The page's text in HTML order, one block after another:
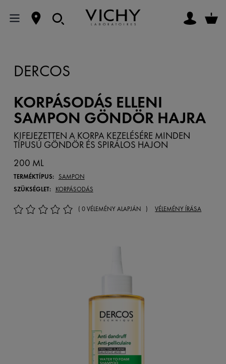
DERCOS
KORPÁSODÁS ELLENI
SAMPON GÖNDÖR HAJRA
KIFEJEZETTEN A KORPA KEZELÉSÉRE MINDEN
TÍPUSÚ GÖNDÖR ÉS SPIRÁLOS HAJON
200 ML
TERMÉKTÍPUS:
SAMPON
SZÜKSÉGLET:
KORPÁSODÁS
( 0 VÉLEMÉNY ALAPJÁN ) VÉLEMÉNY ÍRÁSA